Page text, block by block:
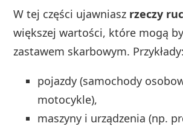
W tej części ujawniasz rzeczy
większej wartości, które mogą
zastawem skarbowym. Przykłady:
pojazdy (samochody
motocykle),
maszyny i urządzenia (np.